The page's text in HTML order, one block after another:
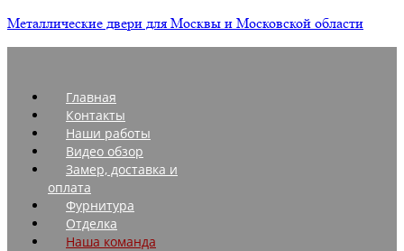
Металлические двери для Москвы и Московской области
Главная
Контакты
Наши работы
Видео обзор
Замер, доставка и
оплата
Фурнитура
Отделка
Наша команда